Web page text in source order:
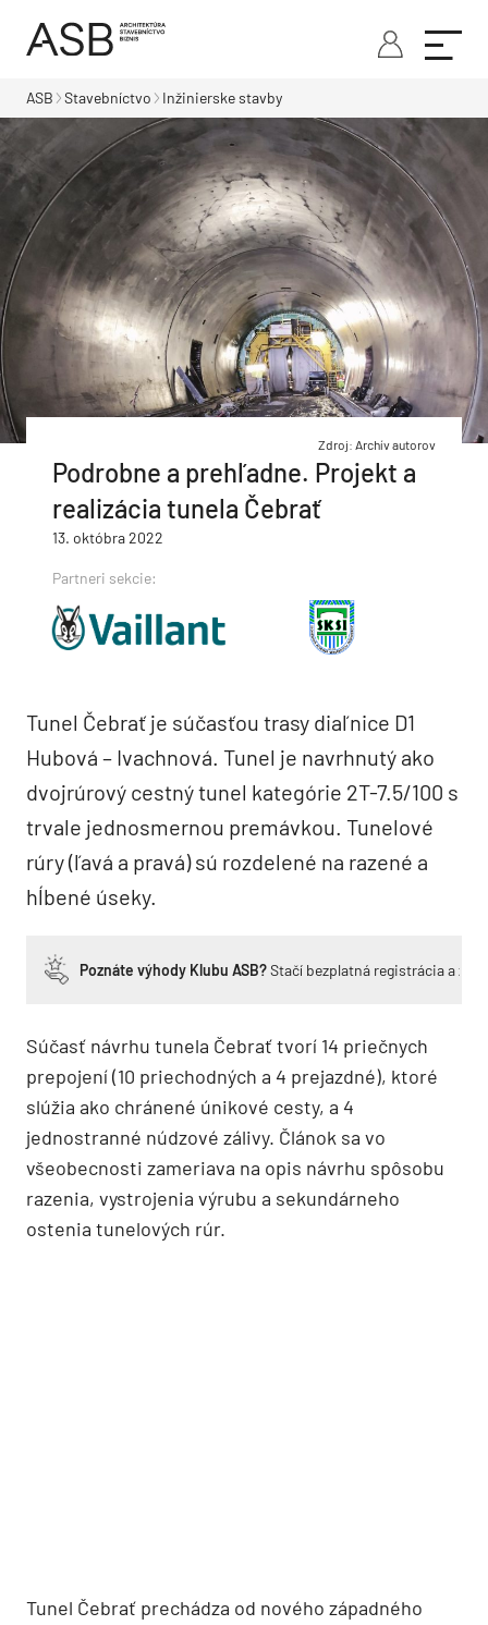
ASB Stavebníctvo Inžinierske stavby
Zdroj: Archív autorov
Podrobne a prehľadne. Projekt a
realizácia tunela Čebrať
13. októbra 2022
Partneri sekcie:
Tunel Čebrať je súčasťou trasy diaľnice D1
Hubová – Ivachnová. Tunel je navrhnutý ako
dvojrúrový cestný tunel kategórie 2T-7.5/100 s
trvale jednosmernou premávkou. Tunelové
rúry (ľavá a pravá) sú rozdelené na razené a
hĺbené úseky.
Poznáte výhody Klubu ASB?Stačí bezplatná registrácia a
Súčasť návrhu tunela Čebrať tvorí 14 priečnych
prepojení (10 priechodných a 4 prejazdné), ktoré
slúžia ako chránené únikové cesty, a 4
jednostranné núdzové zálivy. Článok sa vo
všeobecnosti zameriava na opis návrhu spôsobu
razenia, vystrojenia výrubu a sekundárneho
ostenia tunelových rúr.
Tunel Čebrať prechádza od nového západného